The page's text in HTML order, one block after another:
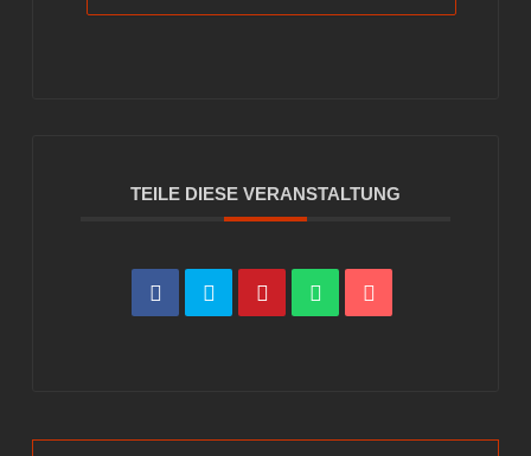
TEILE DIESE VERANSTALTUNG